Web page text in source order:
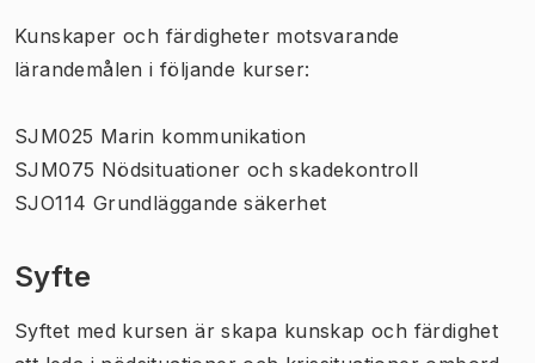
Kunskaper och färdigheter motsvarande
lärandemålen i följande kurser:
SJM025 Marin kommunikation
SJM075 Nödsituationer och skadekontroll
SJO114 Grundläggande säkerhet
Syfte
Syftet med kursen är skapa kunskap och färdighet